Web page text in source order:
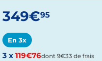
349€95
En 3x
3 x 119€76dont 9€33 de frais